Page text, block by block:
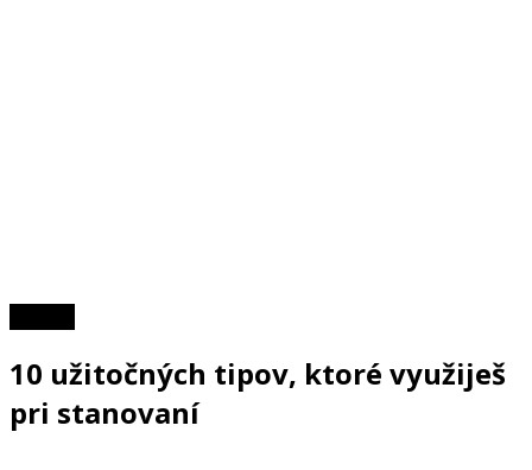
10 užitočných tipov, ktoré využiješ
pri stanovaní